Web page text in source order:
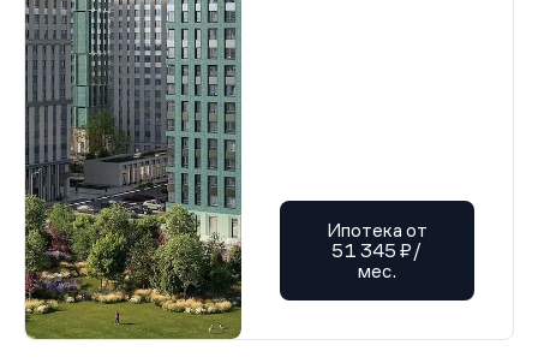
Ипотека от
51 345 ₽/
мес.